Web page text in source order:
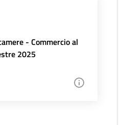
- Commercio al
2025